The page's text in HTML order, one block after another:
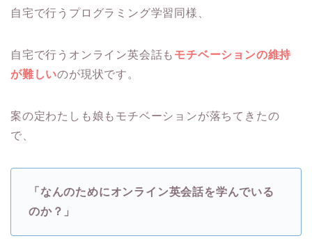
自宅で行うプログラミング学習同様、
自宅で行うオンライン英会話も モチベーションの維持
が難しいのが現状です。
案の定わたしも娘もモチベーションが落ちてきたの
で、
「なんのためにオンライン英会話を学んでいる
のか？」